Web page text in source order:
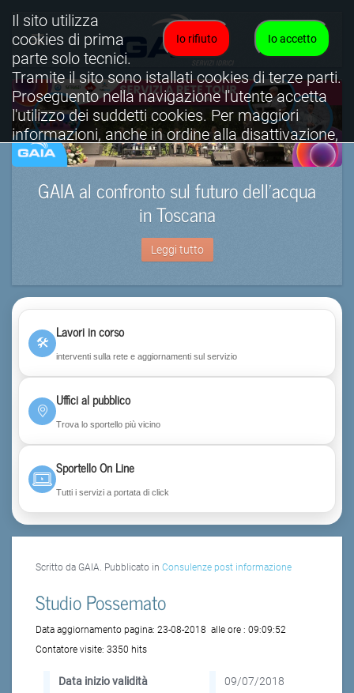
GAIA al confronto sul futuro dell’acqua
in Toscana
Leggi tutto
🛠
Lavori in corso
interventi sulla rete e aggiornamenti sul servizio
Uffici al pubblico
Trova lo sportello più vicino
Sportello On Line
Tutti i servizi a portata di click
Scritto da GAIA. Pubblicato in Consulenze post informazione
Studio Possemato
Data aggiornamento pagina: 23-08-2018 alle ore : 09:09:52
Contatore visite: 3350 hits
Data inizio validità 09/07/2018
Io accetto
Io rifiuto
Il sito utilizza
cookies di prima
parte solo tecnici.
Tramite il sito sono istallati cookies di terze parti.
Proseguento nella navigazione l'utente accetta
l'utilizzo dei suddetti cookies. Per maggiori
informazioni, anche in ordine alla disattivazione,
è possibile consultare l'informativa cookies
completa.
Visualizza informativa completa.